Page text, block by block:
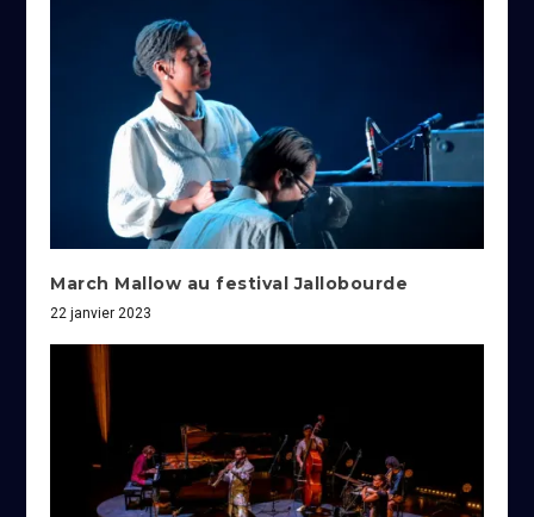
March Mallow au festival Jallobourde
22 janvier 2023